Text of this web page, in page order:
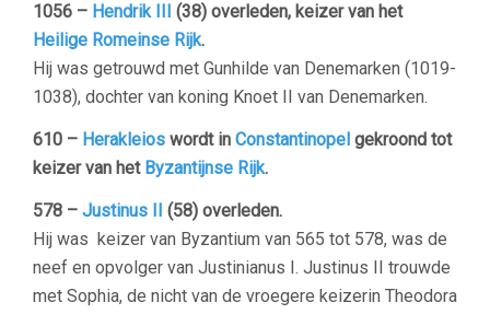
1056 – Hendrik III (38) overleden, keizer van het
Heilige Romeinse Rijk.
Hij was getrouwd met Gunhilde van Denemarken (1019-
1038), dochter van koning Knoet II van Denemarken.
610 – Herakleios wordt in Constantinopel gekroond tot
keizer van het Byzantijnse Rijk.
578 – Justinus II (58) overleden.
Hij was keizer van Byzantium van 565 tot 578, was de
neef en opvolger van Justinianus I. Justinus II trouwde
met Sophia, de nicht van de vroegere keizerin Theodora